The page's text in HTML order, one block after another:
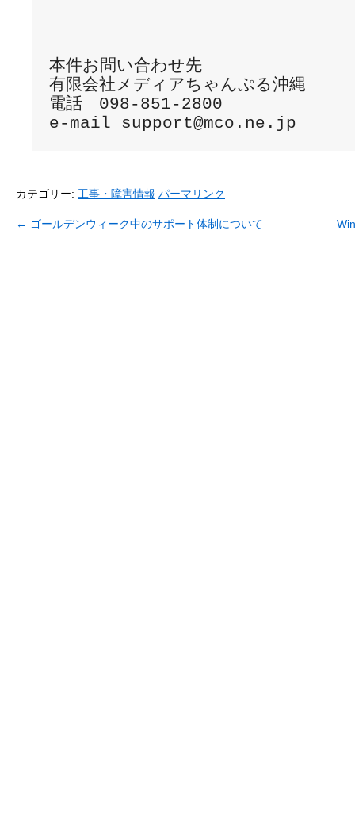
本件お問い合わせ先
有限会社メディアちゃんぷる沖縄
電話　098-851-2800
カテゴリー: 工事・障害情報 パーマリンク
← ゴールデンウィーク中のサポート体制について